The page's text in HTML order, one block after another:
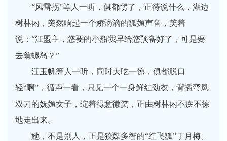
“风雷拐”等人一听，俱都愣了，正待说什么，湖边
树林内，突然响起一个娇滴滴的狐媚声音，笑着
说：“江盟主，您要的小船我早给您预备好了，可是要
去翁螺岛？”
江玉帆等人一听，同时大吃一惊，俱都脱口
轻“啊”，循声一看，只见一个一身鲜红劲衣，背插弯凤
双刀的妩媚女子，绽着得意微笑，正由树林内不疾不徐
地走出来。
她，不是别人，正是狡媒多智的“红飞狐”丁月梅。